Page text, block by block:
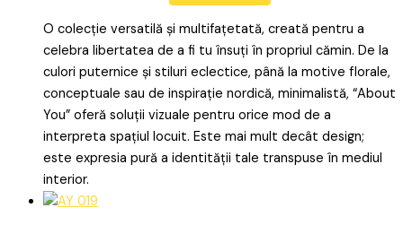
O colecție versatilă și multifațetată, creată pentru a
celebra libertatea de a fi tu însuți în propriul cămin. De la
culori puternice și stiluri eclectice, până la motive florale,
conceptuale sau de inspirație nordică, minimalistă, “About
You” oferă soluții vizuale pentru orice mod de a
interpreta spațiul locuit. Este mai mult decât design;
este expresia pură a identității tale transpuse în mediul
interior.